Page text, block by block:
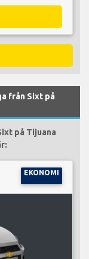
från Sixt på
på Tijuana
EKONOMI